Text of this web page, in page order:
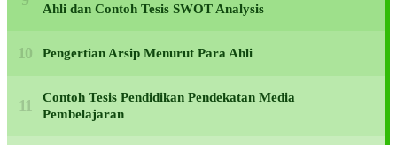
Ahli dan Contoh Tesis SWOT Analysis
Pengertian Arsip Menurut Para Ahli
Contoh Tesis Pendidikan Pendekatan Media
Pembelajaran